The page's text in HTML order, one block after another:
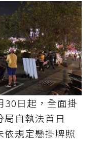
30日起，全面掛
自執法首日
依規定懸掛牌照